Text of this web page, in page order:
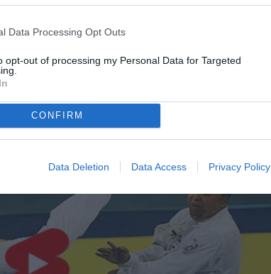
Data Processing Opt Outs
opt-out of processing my Personal Data for Targeted
CONFIRM
Data Deletion Data Access Privacy Policy